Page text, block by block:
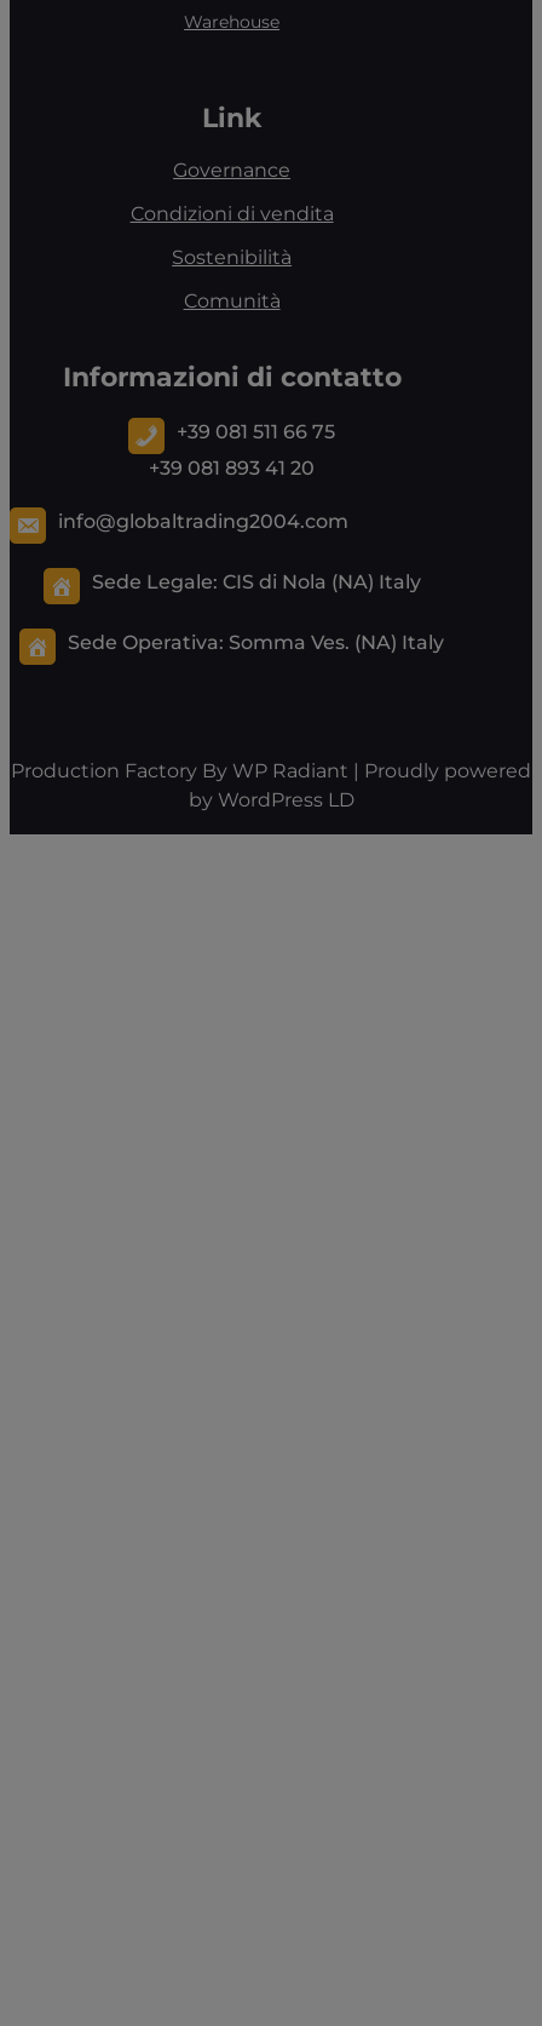
Warehouse
Link
Governance
Condizioni di vendita
Sostenibilità
Comunità
Informazioni di contatto
+39 081 511 66 75
+39 081 893 41 20
info@globaltrading2004.com
Sede Legale: CIS di Nola (NA) Italy
Sede Operativa: Somma Ves. (NA) Italy
Production Factory By WP Radiant | Proudly powered
by WordPressLD